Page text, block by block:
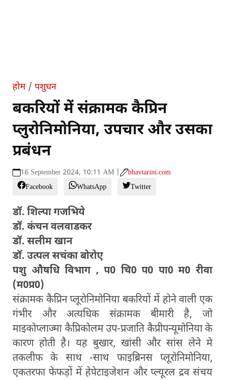
होम / पशुधन
बकरियों में संक्रामक कैप्रिन
प्लुरोनिमोनिया, उपचार और उसका
प्रबंधन
16 September 2024, 10:11 AM |
bhavtarini.com
Facebook
WhatsApp Twitter
डॉ. शिल्पा गजभिये
डॉ. कंचन वलवाडकर
डॉ. सलीम खान
डॉ. उत्पल सचंका बोरोए
पशु औषधि विभाग , प0 चि0 प0 पा0 म0 रीवा
(म0प्र0)
संक्रामक कैप्रिन प्लूरोनिमोनिया बकरियों में होने वाली एक
गंभीर और अत्यधिक संक्रामक बीमारी है, जो
माइकोप्लाज्मा कैप्रिकोलम उप-प्रजाति कैप्रीपन्यूमोनिया के
कारण होती है। यह बुखार, खांसी और सांस लेने मे
तकलीफ के साथ -साथ फाइब्रिनस प्लूरोनिमोनिया,
एकतरफा फेफड़ों में हेपेटाइजेशन और प्ल्यूरल द्रव संचय